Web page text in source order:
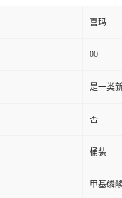
喜玛
00
是一类
否
桶装
甲基磷